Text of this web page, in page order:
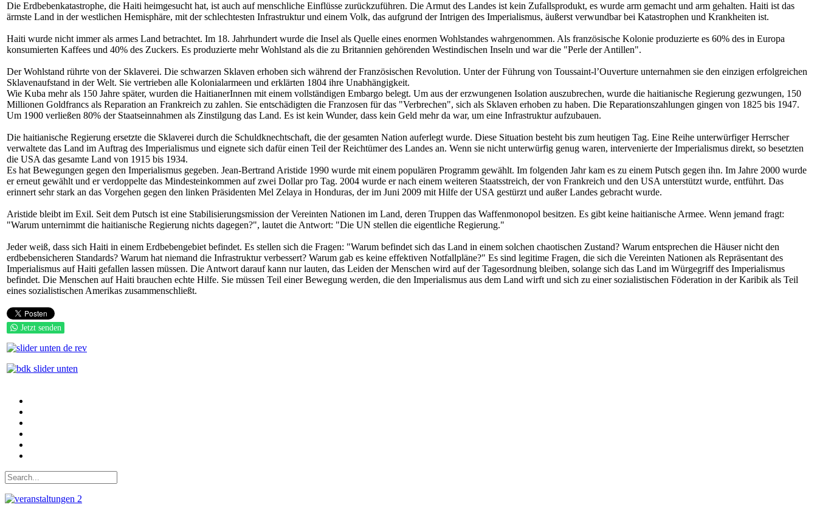
Die Erdbebenkatastrophe, die Haiti heimgesucht hat, ist auch auf menschliche Einflüsse zurückzuführen. Die Armut des Landes ist kein Zufallsprodukt, es wurde arm gemacht und arm gehalten. Haiti ist das
ärmste Land in der westlichen Hemisphäre, mit der schlechtesten Infrastruktur und einem Volk, das aufgrund der Intrigen des Imperialismus, äußerst verwundbar bei Katastrophen und Krankheiten ist.
Haiti wurde nicht immer als armes Land betrachtet. Im 18. Jahrhundert wurde die Insel als Quelle eines enormen Wohlstandes wahrgenommen. Als französische Kolonie produzierte es 60% des in Europa
konsumierten Kaffees und 40% des Zuckers. Es produzierte mehr Wohlstand als die zu Britannien gehörenden Westindischen Inseln und war die "Perle der Antillen".
Der Wohlstand rührte von der Sklaverei. Die schwarzen Sklaven erhoben sich während der Französischen Revolution. Unter der Führung von Toussaint-l’Ouverture unternahmen sie den einzigen erfolgreichen
Sklavenaufstand in der Welt. Sie vertrieben alle Kolonialarmeen und erklärten 1804 ihre Unabhängigkeit.
Wie Kuba mehr als 150 Jahre später, wurden die HaitianerInnen mit einem vollständigen Embargo belegt. Um aus der erzwungenen Isolation auszubrechen, wurde die haitianische Regierung gezwungen, 150
Millionen Goldfrancs als Reparation an Frankreich zu zahlen. Sie entschädigten die Franzosen für das "Verbrechen", sich als Sklaven erhoben zu haben. Die Reparationszahlungen gingen von 1825 bis 1947.
Um 1900 verließen 80% der Staatseinnahmen als Zinstilgung das Land. Es ist kein Wunder, dass kein Geld mehr da war, um eine Infrastruktur aufzubauen.
Die haitianische Regierung ersetzte die Sklaverei durch die Schuldknechtschaft, die der gesamten Nation auferlegt wurde. Diese Situation besteht bis zum heutigen Tag. Eine Reihe unterwürfiger Herrscher
verwaltete das Land im Auftrag des Imperialismus und eignete sich dafür einen Teil der Reichtümer des Landes an. Wenn sie nicht unterwürfig genug waren, intervenierte der Imperialismus direkt, so besetzten
die USA das gesamte Land von 1915 bis 1934.
Es hat Bewegungen gegen den Imperialismus gegeben. Jean-Bertrand Aristide 1990 wurde mit einem populären Programm gewählt. Im folgenden Jahr kam es zu einem Putsch gegen ihn. Im Jahre 2000 wurde
er erneut gewählt und er verdoppelte das Mindesteinkommen auf zwei Dollar pro Tag. 2004 wurde er nach einem weiteren Staatsstreich, der von Frankreich und den USA unterstützt wurde, entführt. Das
erinnert sehr stark an das Vorgehen gegen den linken Präsidenten Mel Zelaya in Honduras, der im Juni 2009 mit Hilfe der USA gestürzt und außer Landes gebracht wurde.
Aristide bleibt im Exil. Seit dem Putsch ist eine Stabilisierungsmission der Vereinten Nationen im Land, deren Truppen das Waffenmonopol besitzen. Es gibt keine haitianische Armee. Wenn jemand fragt:
"Warum unternimmt die haitianische Regierung nichts dagegen?", lautet die Antwort: "Die UN stellen die eigentliche Regierung."
Jeder weiß, dass sich Haiti in einem Erdbebengebiet befindet. Es stellen sich die Fragen: "Warum befindet sich das Land in einem solchen chaotischen Zustand? Warum entsprechen die Häuser nicht den
erdbebensicheren Standards? Warum hat niemand die Infrastruktur verbessert? Warum gab es keine effektiven Notfallpläne?" Es sind legitime Fragen, die sich die Vereinten Nationen als Repräsentant des
Imperialismus auf Haiti gefallen lassen müssen. Die Antwort darauf kann nur lauten, das Leiden der Menschen wird auf der Tagesordnung bleiben, solange sich das Land im Würgegriff des Imperialismus
befindet. Die Menschen auf Haiti brauchen echte Hilfe. Sie müssen Teil einer Bewegung werden, die den Imperialismus aus dem Land wirft und sich zu einer sozialistischen Föderation in der Karibik als Teil
eines sozialistischen Amerikas zusammenschließt.
Jetzt senden